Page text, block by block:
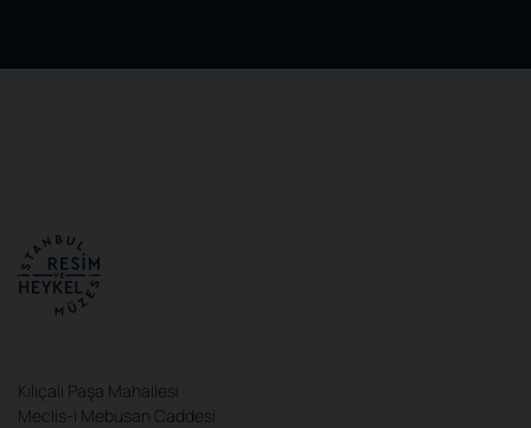
Kılıçali Paşa Mahallesi
Meclis-i Mebusan Caddesi